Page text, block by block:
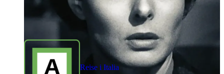
Reise i Italia